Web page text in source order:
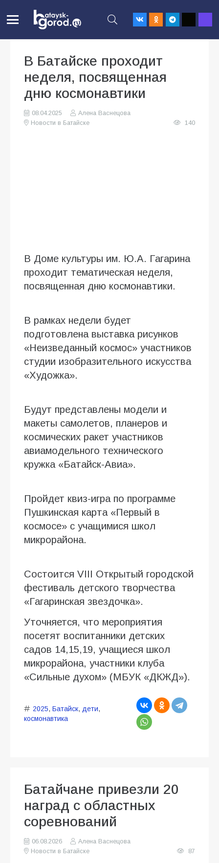
В Батайске проходит
неделя, посвященная
дню космонавтики
08.04.2025
Алена Васнецова
Новости в Батайске
140
В Доме культуры им. Ю.А. Гагарина
проходит тематическая неделя,
посвященная дню космонавтики.
В рамках недели будет
подготовлена выставка рисунков
«Неизведанный космос» участников
студии изобразительного искусства
«Художка».
Будут представлены модели и
макеты самолетов, планеров и
космических ракет участников
авиамодельного технического
кружка «Батайск-Авиа».
Пройдет квиз-игра по программе
Пушкинская карта «Первый в
космосе» с учащимися школ
микрорайона.
Состоится VIII Открытый городской
фестиваль детского творчества
«Гагаринская звездочка».
Уточняется, что мероприятия
посетят воспитанники детских
садов 14,15,19, учащиеся школ
микрорайона, участники клуба
«Сильные духом» (МБУК «ДКЖД»).
2025, Батайск, дети,
космонавтика
Батайчане привезли 20
наград с областных
соревнований
06.08.2026
Алена Васнецова
Новости в Батайске
87